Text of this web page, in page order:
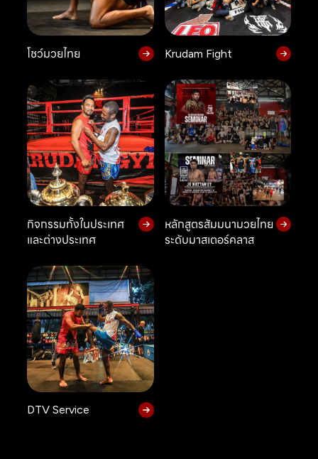
โชว์มวยไทย Krudam Fight
กิจกรรมทั้งในประเทศ
และต่างประเทศ
หลักสูตรสัมมนามวยไทย
ระดับมาสเตอร์คลาส
DTV Service